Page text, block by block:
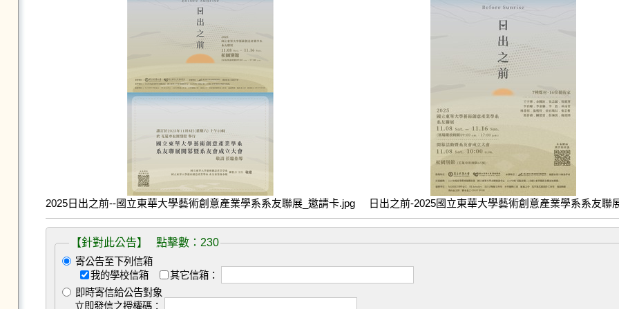
2025日出之前--國立東華大學藝術創意產業學系系友聯展_邀請卡.jpg 日出之前-2025國立東華大學藝術創意產業學系系友聯
【針對此公告】 點擊數：230
寄公告至下列信箱
我的學校信箱
其它信箱：
即時寄信給公告對象
立即發信之授權碼：